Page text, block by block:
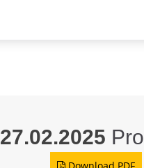
27.02.2025